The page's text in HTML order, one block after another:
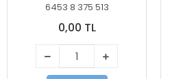
6453 8 375 513
0,00 TL